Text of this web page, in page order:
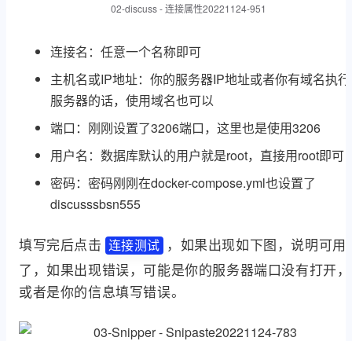
02-discuss - 连接属性20221124-951
连接名：任意一个名称即可
主机名或IP地址：你的服务器IP地址或者你有域名执行
服务器的话，使用域名也可以
端口：刚刚设置了3206端口，这里也是使用3206
用户名：数据库默认的用户就是root，直接用root即可
密码：密码刚刚在docker-compose.yml也设置了
discusssbsn555
填写完后点击 连接测试
，如果出现如下图，说明可用
了，如果出现错误，可能是你的服务器端口没有打开，
或者是你的信息填写错误。